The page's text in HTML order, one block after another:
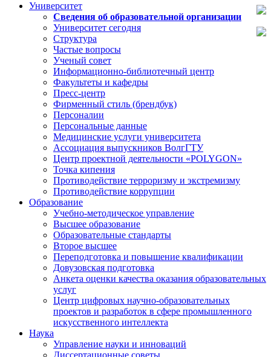
Университет
Сведения об образовательной организации
Университет сегодня
Структура
Частые вопросы
Ученый совет
Информационно-библиотечный центр
Факультеты и кафедры
Пресс-центр
Фирменный стиль (брендбук)
Персоналии
Персональные данные
Медицинские услуги университета
Ассоциация выпускников ВолгГТУ
Центр проектной деятельности «POLYGON»
Точка кипения
Противодействие терроризму и экстремизму
Противодействие коррупции
Образование
Учебно-методическое управление
Высшее образование
Образовательные стандарты
Второе высшее
Переподготовка и повышение квалификации
Довузовская подготовка
Анкета оценки качества оказания образовательных
услуг
Центр цифровых научно-образовательных
проектов и разработок в сфере промышленного
искусственного интеллекта
Наука
Управление науки и инноваций
Диссертационные советы